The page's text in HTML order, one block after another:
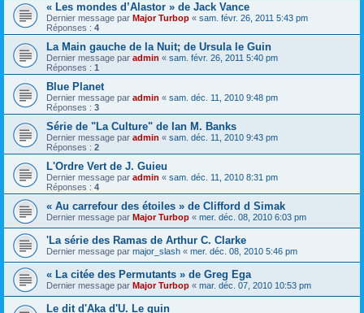
« Les mondes d’Alastor » de Jack Vance
Dernier message par Major Turbop « sam. févr. 26, 2011 5:43 pm
Réponses : 4
La Main gauche de la Nuit; de Ursula le Guin
Dernier message par admin « sam. févr. 26, 2011 5:40 pm
Réponses : 1
Blue Planet
Dernier message par admin « sam. déc. 11, 2010 9:48 pm
Réponses : 3
Série de "La Culture" de Ian M. Banks
Dernier message par admin « sam. déc. 11, 2010 9:43 pm
Réponses : 2
L'Ordre Vert de J. Guieu
Dernier message par admin « sam. déc. 11, 2010 8:31 pm
Réponses : 4
« Au carrefour des étoiles » de Clifford d Simak
Dernier message par Major Turbop « mer. déc. 08, 2010 6:03 pm
'La série des Ramas de Arthur C. Clarke
Dernier message par major_slash « mer. déc. 08, 2010 5:46 pm
« La citée des Permutants » de Greg Ega
Dernier message par Major Turbop « mar. déc. 07, 2010 10:53 pm
Le dit d'Aka d'U. Le guin